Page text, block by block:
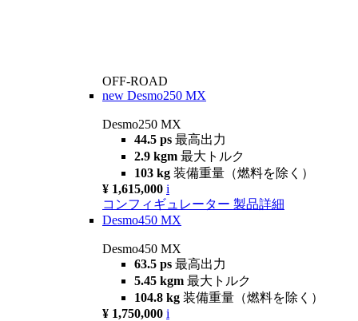
OFF-ROAD
new Desmo250 MX
Desmo250 MX
44.5 ps 最高出力
2.9 kgm 最大トルク
103 kg 装備重量（燃料を除く）
¥ 1,615,000 i
コンフィギュレーター 製品詳細
Desmo450 MX
Desmo450 MX
63.5 ps 最高出力
5.45 kgm 最大トルク
104.8 kg 装備重量（燃料を除く）
¥ 1,750,000 i